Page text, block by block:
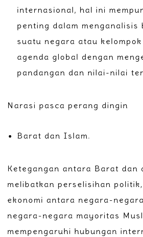
internasional, hal ini
penting dalam menganalisis
suatu negara atau
agenda global dengan
pandangan dan nilai-nilai
Narasi pasca perang dingin
Barat dan Islam.
Ketegangan antara Barat dan
melibatkan perselisihan
ekonomi antara negara-
negara-negara mayoritas
mempengaruhi hubungan